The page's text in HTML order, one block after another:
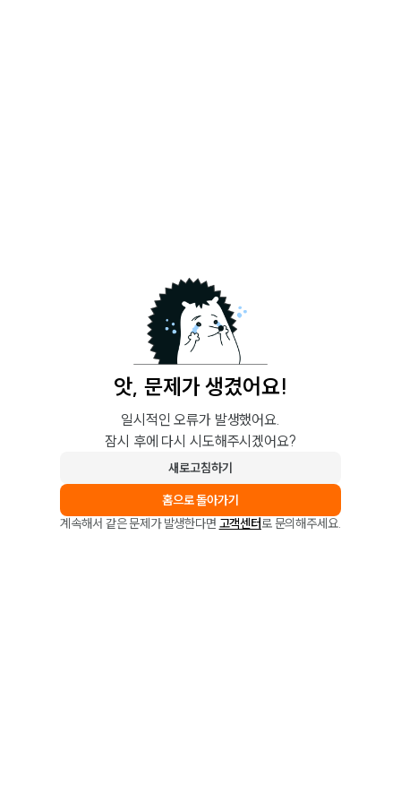
앗, 문제가 생겼어요!
일시적인 오류가 발생했어요.
잠시 후에 다시 시도해주시겠어요?
새로고침하기
홈으로 돌아가기
계속해서 같은 문제가 발생한다면 고객센터로 문의해주세요.